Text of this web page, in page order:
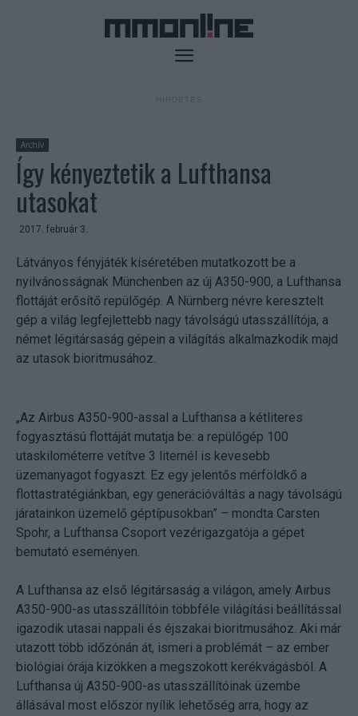
Archív
Így kényeztetik a Lufthansa
utasokat
2017. február 3.
Látványos fényjáték kíséretében mutatkozott be a
nyilvánosságnak Münchenben az új A350-900, a Lufthansa
flottáját erősítő repülőgép. A Nürnberg névre keresztelt
gép a világ legfejlettebb nagy távolságú utasszállítója, a
német légitársaság gépein a világítás alkalmazkodik majd
az utasok bioritmusához.
„Az Airbus A350-900-assal a Lufthansa a kétliteres
fogyasztású flottáját mutatja be: a repülőgép 100
utaskilométerre vetítve 3 liternél is kevesebb
üzemanyagot fogyaszt. Ez egy jelentős mérföldkő a
flottastratégiánkban, egy generációváltás a nagy távolságú
járatainkon üzemelő géptípusokban” – mondta Carsten
Spohr, a Lufthansa Csoport vezérigazgatója a gépet
bemutató eseményen.
A Lufthansa az első légitársaság a világon, amely Airbus
A350-900-as utasszállítóin többféle világítási beállítással
igazodik utasai nappali és éjszakai bioritmusához. Aki már
utazott több időzónán át, ismeri a problémát – az ember
biológiai órája kizökken a megszokott kerékvágásból. A
Lufthansa új A350-900-as utasszállítóinak üzembe
állásával most először nyílik lehetőség arra, hogy az